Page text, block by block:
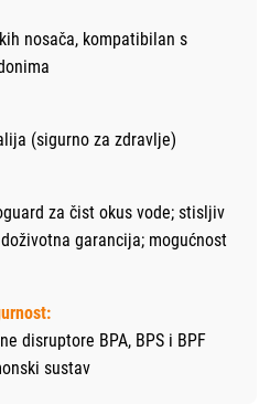
nosača, kompatibilan s
(sigurno za zdravlje)
za čist okus vode; stisljiv
garancija; mogućnost
disruptore BPA, BPS i BPF
sustav